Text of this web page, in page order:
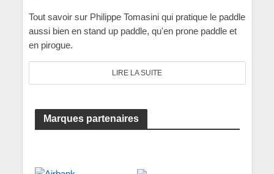
Tout savoir sur Philippe Tomasini qui pratique le paddle
aussi bien en stand up paddle, qu'en prone paddle et
en pirogue.
LIRE LA SUITE
Marques partenaires